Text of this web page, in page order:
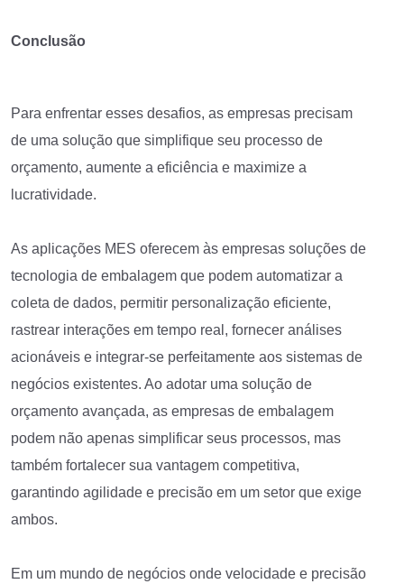
Conclusão
Para enfrentar esses desafios, as empresas precisam
de uma solução que simplifique seu processo de
orçamento, aumente a eficiência e maximize a
lucratividade.
As aplicações MES oferecem às empresas soluções de
tecnologia de embalagem que podem automatizar a
coleta de dados, permitir personalização eficiente,
rastrear interações em tempo real, fornecer análises
acionáveis e integrar-se perfeitamente aos sistemas de
negócios existentes. Ao adotar uma solução de
orçamento avançada, as empresas de embalagem
podem não apenas simplificar seus processos, mas
também fortalecer sua vantagem competitiva,
garantindo agilidade e precisão em um setor que exige
ambos.
Em um mundo de negócios onde velocidade e precisão